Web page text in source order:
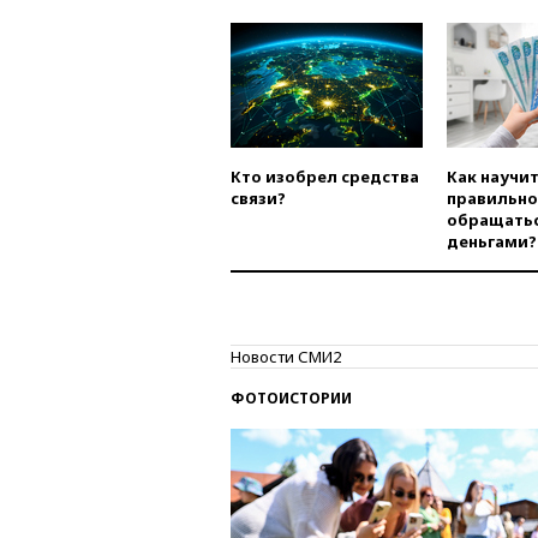
Кто изобрел средства
связи?
Как
правильно
деньгами?
Новости СМИ2
ФОТОИСТОРИИ